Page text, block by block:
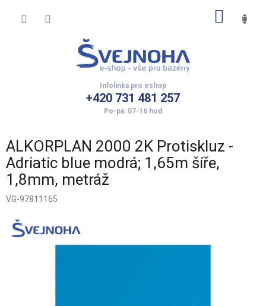
+420 731 481 257
ALKORPLAN 2000 2K Protiskluz -
Adriatic blue modrá; 1,65m šíře,
1,8mm, metráž
VG-97811165